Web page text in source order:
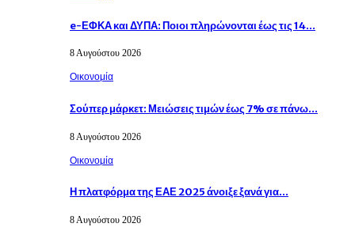
e-ΕΦΚΑ και ΔΥΠΑ: Ποιοι πληρώνονται έως τις 14…
8 Αυγούστου 2026
Οικονομία
Σούπερ μάρκετ: Μειώσεις τιμών έως 7% σε πάνω…
8 Αυγούστου 2026
Οικονομία
Η πλατφόρμα της ΕΑΕ 2025 άνοιξε ξανά για…
8 Αυγούστου 2026